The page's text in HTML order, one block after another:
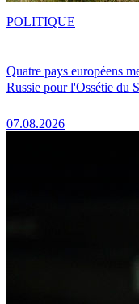
Quatre pays européens
Russie pour l'Ossétie du
07.08.2026
POLITIQUE